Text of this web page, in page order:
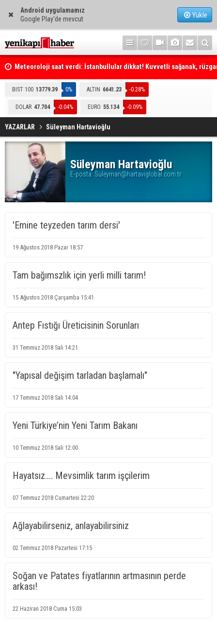
Android uygulamamız
Google Play'de mevcut
Yükle
Meteoroloji saat verdi: İstanbullular dikkat! Kuvvetli sağanak,
fırtına geliyor... Tedbirinizi alın
BIST 100 13779.39 0% ALTIN 6641.23 -0.28%
DOLAR 47.704 -0.04% EURO 55.134 -0.09%
YAZARLAR Süleyman Hartavioğlu
Süleyman Hartavioğlu
E-posta:Suleyman@hartaviglobal.com.tr
'Emine teyzeden tarım dersi'
19 Ağustos 2018 Pazar 18:57
Tam bağımszlık için yerli milli tarım!
15 Ağustos 2018 Çarşamba 15:41
Antep Fıstığı Üreticisinin Sorunları
31 Temmuz 2018 Salı 14:21
"Yapısal değişim tarladan başlamalı"
17 Temmuz 2018 Salı 14:04
Yeni Türkiye’nin Yeni Tarım Bakanı
10 Temmuz 2018 Salı 12:00
Hayatsız.... Mevsimlik tarım işçilerim
07 Temmuz 2018 Cumartesi 22:20
Ağlayabilirseniz, anlayabilirsiniz
02 Temmuz 2018 Pazartesi 17:15
Soğan ve Patates fiyatlarının artmasının perde
arkası!
22 Haziran 2018 Cuma 15:03